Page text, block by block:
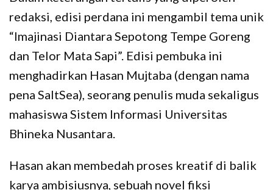
redaksi, edisi perdana ini mengambil tema unik
“Imajinasi Diantara Sepotong Tempe Goreng
dan Telor Mata Sapi”. Edisi pembuka ini
menghadirkan Hasan Mujtaba (dengan nama
pena SaltSea), seorang penulis muda sekaligus
mahasiswa Sistem Informasi Universitas
Bhineka Nusantara.
Hasan akan membedah proses kreatif di balik
karya ambisiusnya, sebuah novel fiksi